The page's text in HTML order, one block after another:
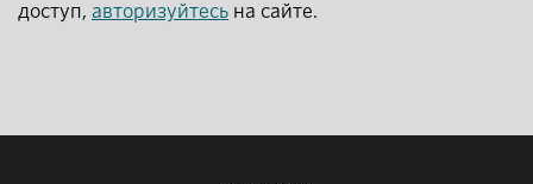
доступ, авторизуйтесь на сайте.